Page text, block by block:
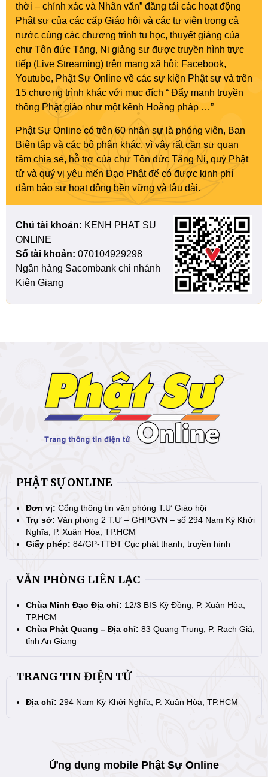
thời – chính xác và Nhân văn” đăng tải các hoạt động
Phật sự của các cấp Giáo hội và các tự viện trong cả
nước cùng các chương trình tu học, thuyết giảng của
chư Tôn đức Tăng, Ni giảng sư được truyền hình trực
tiếp (Live Streaming) trên mạng xã hội: Facebook,
Youtube, Phật Sự Online về các sự kiện Phật sự và trên
15 chương trình khác với mục đích “ Đẩy mạnh truyền
thông Phật giáo như một kênh Hoằng pháp …”
Phật Sự Online có trên 60 nhân sự là phóng viên, Ban
Biên tập và các bộ phận khác, vì vậy rất cần sự quan
tâm chia sẻ, hỗ trợ của chư Tôn đức Tăng Ni, quý Phật
tử và quý vị yêu mến Đạo Phật để có được kinh phí
đảm bảo sự hoạt động bền vững và lâu dài.
Chủ tài khoản: KENH PHAT SU
ONLINE
Số tài khoản: 070104929298
Ngân hàng Sacombank chi nhánh
Kiên Giang
PHẬT SỰ ONLINE
Đơn vị: Cổng thông tin văn phòng T.Ư Giáo hội
Trụ sở: Văn phòng 2 T.Ư – GHPGVN – số 294 Nam Kỳ Khởi
Nghĩa, P. Xuân Hòa, TP.HCM
Giấy phép: 84/GP-TTĐT Cục phát thanh, truyền hình
VĂN PHÒNG LIÊN LẠC
Chùa Minh Đạo Địa chỉ: 12/3 BIS Kỳ Đồng, P. Xuân Hòa,
TP.HCM
Chùa Phật Quang – Địa chỉ: 83 Quang Trung, P. Rạch Giá,
tỉnh An Giang
TRANG TIN ĐIỆN TỬ
Địa chỉ: 294 Nam Kỳ Khởi Nghĩa, P. Xuân Hòa, TP.HCM
Ứng dụng mobile Phật Sự Online